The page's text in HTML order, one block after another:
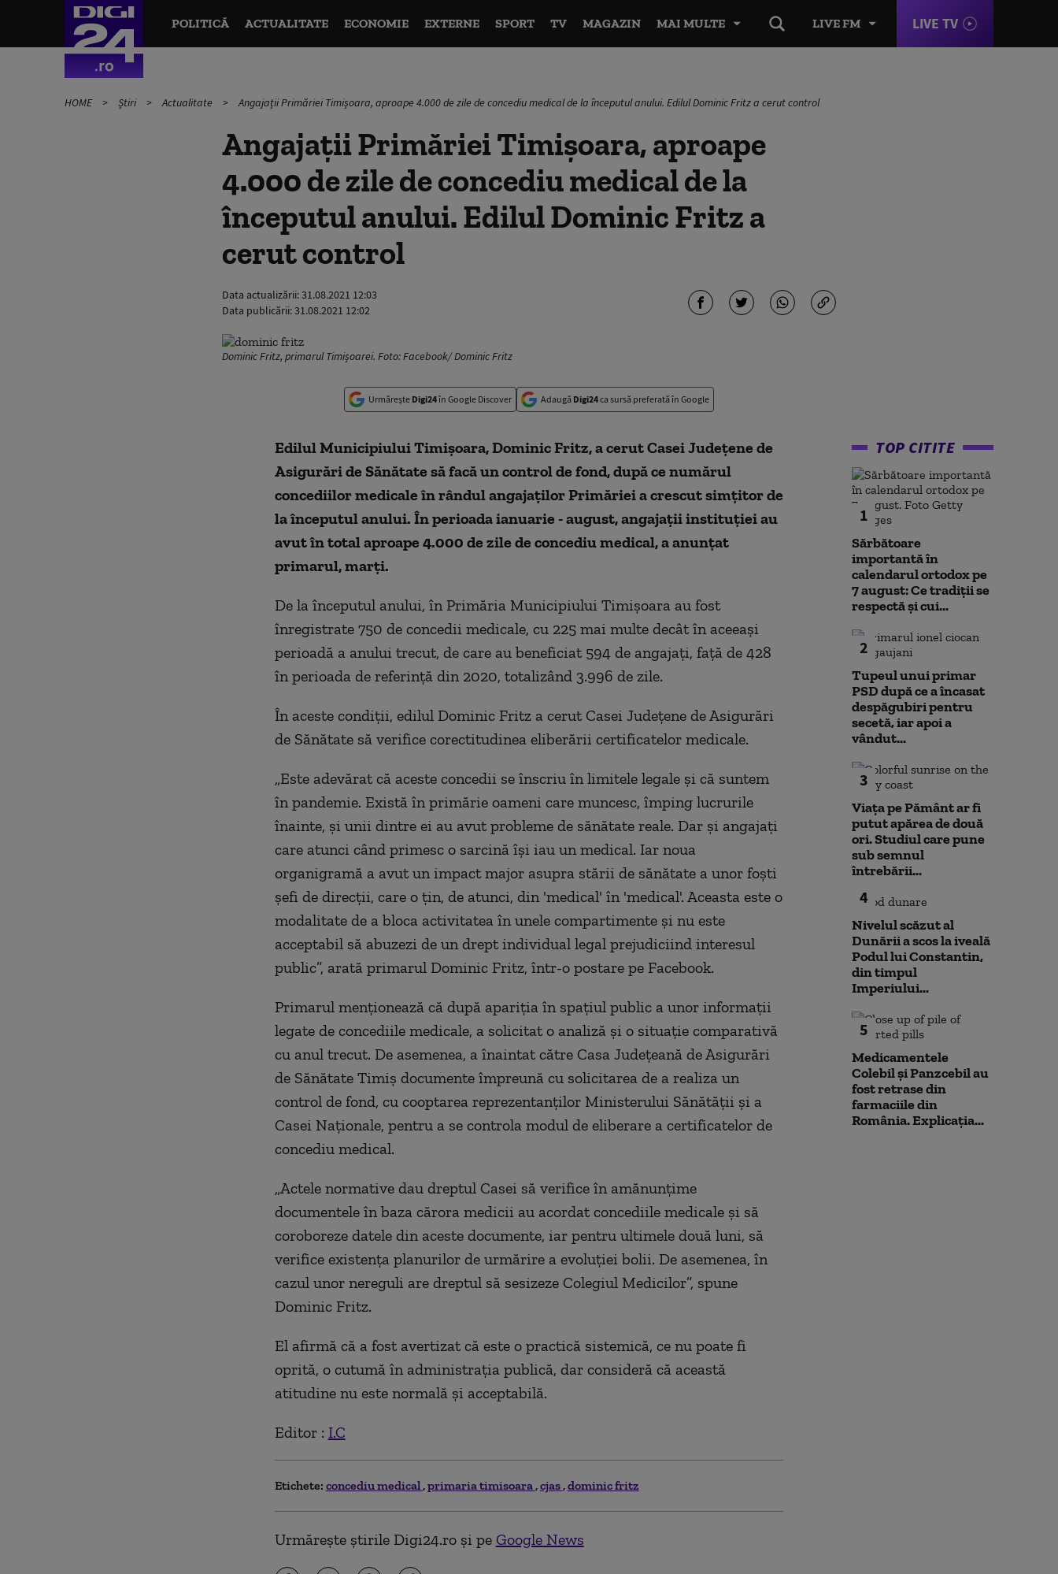
LIVE FM LIVE TV
POLITICĂ ACTUALITATE ECONOMIE EXTERNE SPORT TV MAGAZIN MAI MULTE
HOME Știri Actualitate Angajații Primăriei Timișoara, aproape 4.000 de zile de concediu medical de la începutul anului. Edilul Dominic Fritz a cerut control
Angajații Primăriei Timișoara, aproape
4.000 de zile de concediu medical de la
începutul anului. Edilul Dominic Fritz a
cerut control
Data actualizării:31.08.2021 12:03
Data publicării:31.08.2021 12:02
Dominic Fritz, primarul Timișoarei. Foto: Facebook/ Dominic Fritz
Urmărește Digi24în Google Discover Adaugă Digi24ca sursă preferată în Google
Edilul Municipiului Timișoara, Dominic Fritz, a cerut Casei Județene de
Asigurări de Sănătate să facă un control de fond, după ce numărul
concediilor medicale în rândul angajaților Primăriei a crescut simțitor de
la începutul anului. În perioada ianuarie - august, angajații instituției au
avut în total aproape 4.000 de zile de concediu medical, a anunțat
primarul, marți.
De la începutul anului, în Primăria Municipiului Timişoara au fost
înregistrate 750 de concedii medicale, cu 225 mai multe decât în aceeaşi
perioadă a anului trecut, de care au beneficiat 594 de angajaţi, faţă de 428
în perioada de referinţă din 2020, totalizând 3.996 de zile.
În aceste condiții, edilul Dominic Fritz a cerut Casei Judeţene de Asigurări
de Sănătate să verifice corectitudinea eliberării certificatelor medicale.
„Este adevărat că aceste concedii se înscriu în limitele legale şi că suntem
în pandemie. Există în primărie oameni care muncesc, împing lucrurile
înainte, şi unii dintre ei au avut probleme de sănătate reale. Dar şi angajaţi
care atunci când primesc o sarcină îşi iau un medical. Iar noua
organigramă a avut un impact major asupra stării de sănătate a unor foşti
şefi de direcţii, care o ţin, de atunci, din 'medical' în 'medical'. Aceasta este o
modalitate de a bloca activitatea în unele compartimente şi nu este
acceptabil să abuzezi de un drept individual legal prejudiciind interesul
public”, arată primarul Dominic Fritz, într-o postare pe Facebook.
Primarul menţionează că după apariţia în spaţiul public a unor informaţii
legate de concediile medicale, a solicitat o analiză şi o situaţie comparativă
cu anul trecut. De asemenea, a înaintat către Casa Judeţeană de Asigurări
de Sănătate Timiş documente împreună cu solicitarea de a realiza un
control de fond, cu cooptarea reprezentanţilor Ministerului Sănătăţii şi a
Casei Naţionale, pentru a se controla modul de eliberare a certificatelor de
concediu medical.
„Actele normative dau dreptul Casei să verifice în amănunţime
documentele în baza cărora medicii au acordat concediile medicale şi să
coroboreze datele din aceste documente, iar pentru ultimele două luni, să
verifice existenţa planurilor de urmărire a evoluţiei bolii. De asemenea, în
cazul unor nereguli are dreptul să sesizeze Colegiul Medicilor”, spune
Dominic Fritz.
El afirmă că a fost avertizat că este o practică sistemică, ce nu poate fi
oprită, o cutumă în administraţia publică, dar consideră că această
atitudine nu este normală şi acceptabilă.
Editor : I.C
Etichete: concediu medical primaria timisoara cjas dominic fritz
Urmărește știrile Digi24.ro și pe Google News
TOP CITITE
1
Sărbătoare
importantă în
calendarul ortodox pe
7 august: Ce tradiții se
respectă și cui...
2
Tupeul unui primar
PSD după ce a încasat
despăgubiri pentru
secetă, iar apoi a
vândut...
3
Viața pe Pământ ar fi
putut apărea de două
ori. Studiul care pune
sub semnul
întrebării...
4
Nivelul scăzut al
Dunării a scos la iveală
Podul lui Constantin,
din timpul
Imperiului...
5
Medicamentele
Colebil și Panzcebil au
fost retrase din
farmaciile din
România. Explicația...